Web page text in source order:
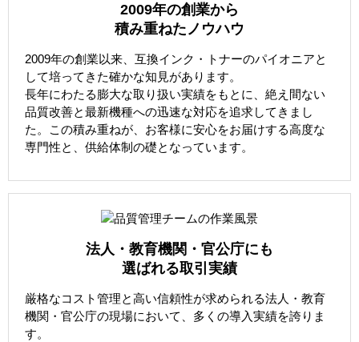
2009年の創業から
積み重ねたノウハウ
2009年の創業以来、互換インク・トナーのパイオニアと
して培ってきた確かな知見があります。
長年にわたる膨大な取り扱い実績をもとに、絶え間ない
品質改善と最新機種への迅速な対応を追求してきまし
た。この積み重ねが、お客様に安心をお届けする高度な
専門性と、供給体制の礎となっています。
法人・教育機関・官公庁にも
選ばれる取引実績
厳格なコスト管理と高い信頼性が求められる法人・教育
機関・官公庁の現場において、多くの導入実績を誇りま
す。